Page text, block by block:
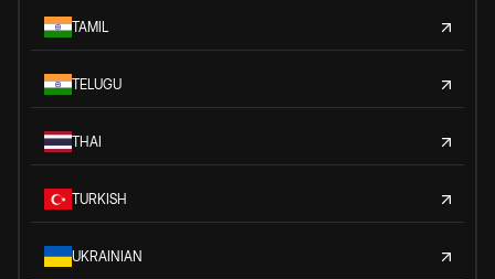
TAMIL
TELUGU
THAI
TURKISH
UKRAINIAN